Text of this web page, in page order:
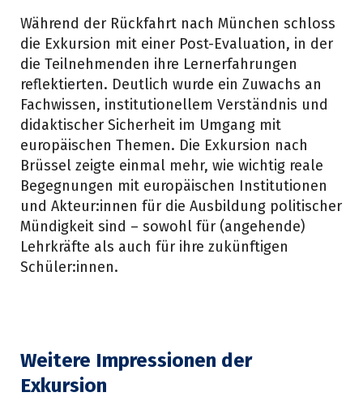
Während der Rückfahrt nach München schloss
die Exkursion mit einer Post-Evaluation, in der
die Teilnehmenden ihre Lernerfahrungen
reflektierten. Deutlich wurde ein Zuwachs an
Fachwissen, institutionellem Verständnis und
didaktischer Sicherheit im Umgang mit
europäischen Themen. Die Exkursion nach
Brüssel zeigte einmal mehr, wie wichtig reale
Begegnungen mit europäischen Institutionen
und Akteur:innen für die Ausbildung politischer
Mündigkeit sind – sowohl für (angehende)
Lehrkräfte als auch für ihre zukünftigen
Schüler:innen.
Weitere Impressionen der
Exkursion